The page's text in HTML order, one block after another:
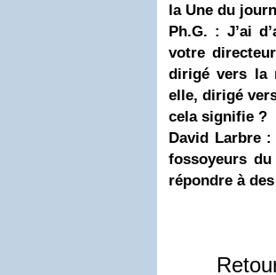
la Une du
Ph.G. : J’ai
votre
dirigé vers la
elle, dirigé
cela signifie ?
David Larbre
fossoyeurs
répondre à